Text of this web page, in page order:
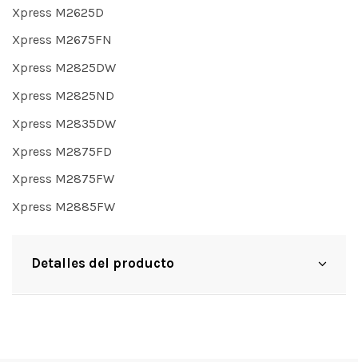
Xpress M2625D
Xpress M2675FN
Xpress M2825DW
Xpress M2825ND
Xpress M2835DW
Xpress M2875FD
Xpress M2875FW
Xpress M2885FW
Detalles del producto